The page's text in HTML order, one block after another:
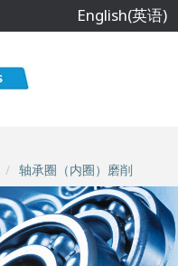
English(英语)
轴承圈（内圈）磨削